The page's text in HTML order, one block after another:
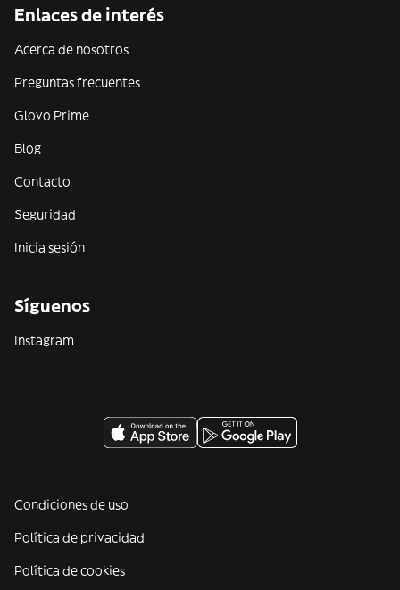
Enlaces de interés
Acerca de nosotros
Preguntas frecuentes
Glovo Prime
Blog
Contacto
Seguridad
Inicia sesión
Síguenos
Instagram
Condiciones de uso
Política de privacidad
Política de cookies